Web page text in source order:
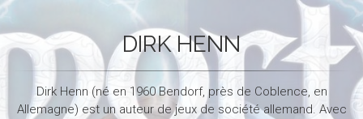
DIRK HENN
Dirk Henn (né en 1960 Bendorf, près de Coblence, en
Allemagne) est un auteur de jeux de société allemand. Avec